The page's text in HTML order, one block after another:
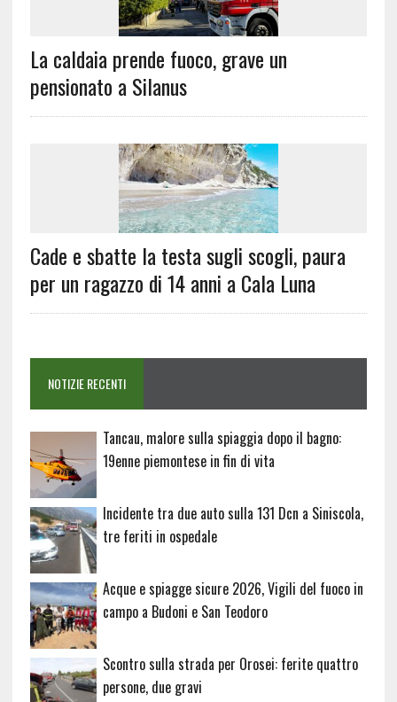
La caldaia prende fuoco, grave un
pensionato a Silanus
Cade e sbatte la testa sugli scogli, paura
per un ragazzo di 14 anni a Cala Luna
NOTIZIE RECENTI
Tancau, malore sulla spiaggia dopo il bagno:
19enne piemontese in fin di vita
Incidente tra due auto sulla 131 Dcn a Siniscola,
tre feriti in ospedale
Acque e spiagge sicure 2026, Vigili del fuoco in
campo a Budoni e San Teodoro
Scontro sulla strada per Orosei: ferite quattro
persone, due gravi